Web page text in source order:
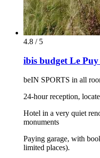
4.8 / 5
ibis budget Le Puy
beIN SPORTS in all
24-hour reception,
Hotel in a very quiet
monuments
Paying garage, with
limited places).